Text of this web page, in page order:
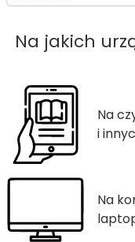
Na jakich
Na
i
Na